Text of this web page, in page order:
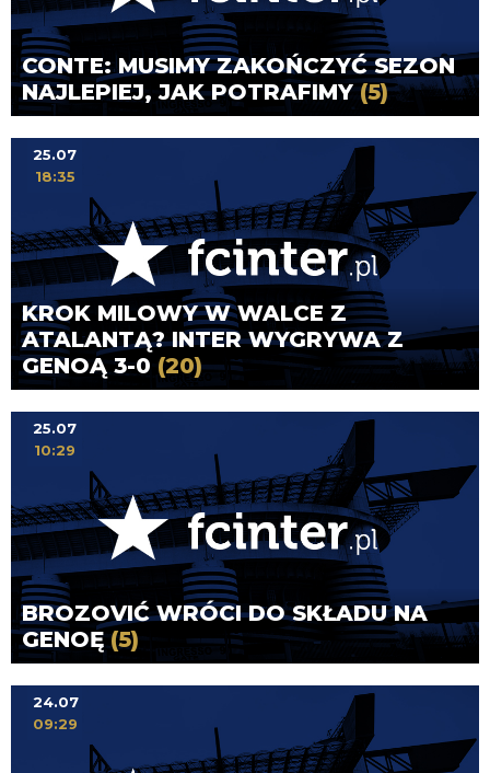
CONTE: MUSIMY ZAKOŃCZYĆ SEZON
NAJLEPIEJ, JAK POTRAFIMY (5)
KROK MILOWY W WALCE Z
ATALANTĄ? INTER WYGRYWA Z
GENOĄ 3-0 (20)
25.07
18:35
BROZOVIĆ WRÓCI DO SKŁADU NA
GENOĘ (5)
25.07
10:29
24.07
09:29